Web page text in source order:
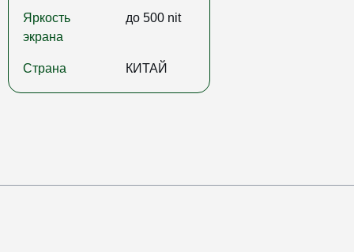
Яркость
экрана
до 500 nit
Страна КИТАЙ